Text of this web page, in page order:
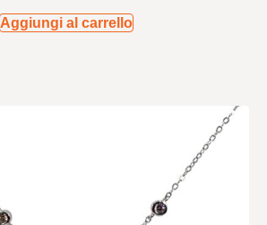
Aggiungi al carrello